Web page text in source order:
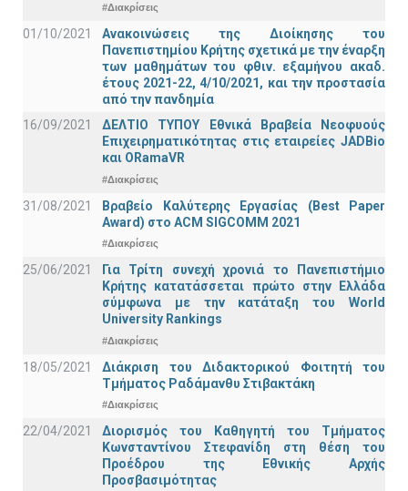
#Διακρίσεις
01/10/2021
Ανακοινώσεις της Διοίκησης του
Πανεπιστημίου Κρήτης σχετικά με την έναρξη
των μαθημάτων του φθιν. εξαμήνου ακαδ.
έτους 2021-22, 4/10/2021, και την προστασία
από την πανδημία
16/09/2021
ΔΕΛΤΙΟ ΤΥΠΟΥ Εθνικά Βραβεία Νεοφυούς
Επιχειρηματικότητας στις εταιρείες JADBio
και ORamaVR
#Διακρίσεις
31/08/2021
Βραβείο Καλύτερης Εργασίας (Best Paper
Award) στο ACM SIGCOMM 2021
#Διακρίσεις
25/06/2021
Για Τρίτη συνεχή χρονιά το Πανεπιστήμιο
Κρήτης κατατάσσεται πρώτο στην Ελλάδα
σύμφωνα με την κατάταξη του World
University Rankings
#Διακρίσεις
18/05/2021
Διάκριση του Διδακτορικού Φοιτητή του
Τμήματος Ραδάμανθυ Στιβακτάκη
#Διακρίσεις
22/04/2021
Διορισμός του Καθηγητή του Τμήματος
Κωνσταντίνου Στεφανίδη στη θέση του
Προέδρου της Εθνικής Αρχής
Προσβασιμότητας